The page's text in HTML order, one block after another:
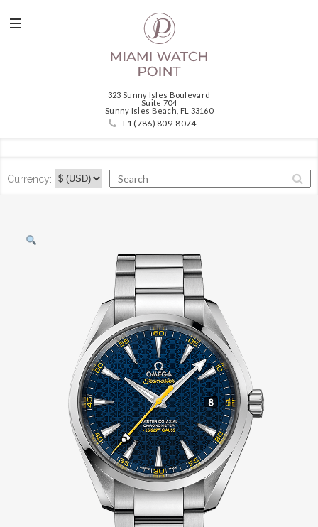
323 Sunny Isles Boulevard
Suite 704
Sunny Isles Beach, FL 33160
+1 (786) 809-8074
Currency: